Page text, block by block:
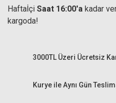
Haftaİçi Saat 16:00'a kadar
kargoda!
Kurye ile Aynı Gün
3000TL Üzeri Ücretsiz